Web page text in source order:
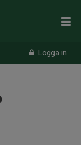
Logga in